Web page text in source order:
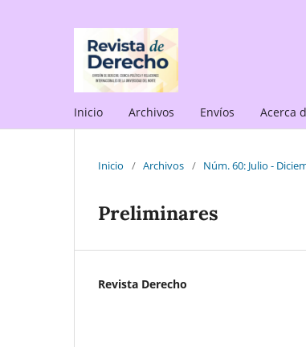
Inicio Archivos Envíos Acerca
Inicio / Archivos / Núm. 60: Julio -
Preliminares
Revista Derecho